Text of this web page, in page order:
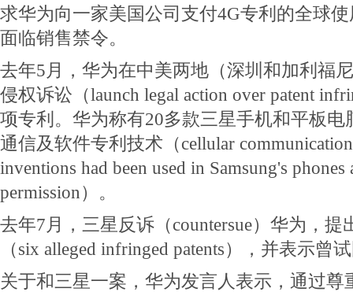
求华为向一家美国公司支付4G专利的全球
面临销售禁令。
去年5月，华为在中美两地（深圳和加利福
侵权诉讼（launch legal action over patent
项专利。华为称有20多款三星手机和平板
通信及软件专利技术（cellular
inventions had been used in Samsung's
permission）。
去年7月，三星反诉（countersue）华为，提
（six alleged infringed patents），并表示曾
关于和三星一案，华为发言人表示，通过尊